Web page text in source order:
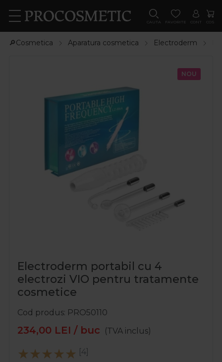
CAUTA FAVORITE CONT COS
🔎Cosmetica Aparatura cosmetica Electroderm
NOU
Electroderm portabil cu 4
electrozi VIO pentru tratamente
cosmetice
Cod produs PRO50110
234,00 LEI / buc (TVA inclus)
[4]